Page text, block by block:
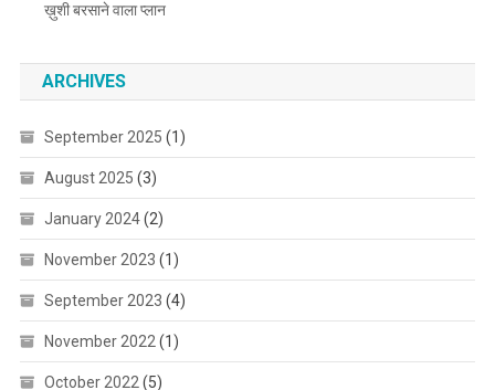
ख़ुशी बरसाने वाला प्लान
ARCHIVES
September 2025 (1)
August 2025 (3)
January 2024(2)
November 2023 (1)
September 2023 (4)
November 2022(1)
October 2022(5)